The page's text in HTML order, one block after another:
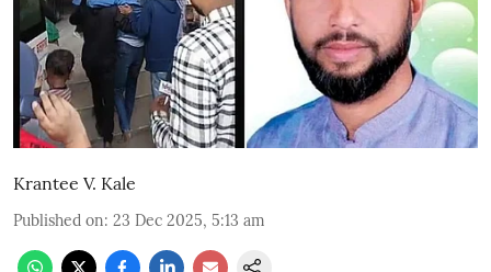
Krantee V. Kale
Published on: 23 Dec 2025, 5:13 am